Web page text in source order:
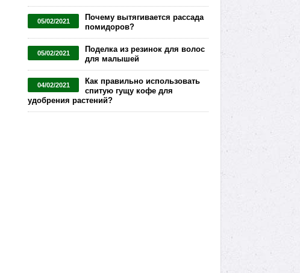
05/02/2021
Почему вытягивается рассада
помидоров?
05/02/2021
Поделка из резинок для волос
для малышей
04/02/2021
Как правильно использовать
спитую гущу кофе для
удобрения растений?